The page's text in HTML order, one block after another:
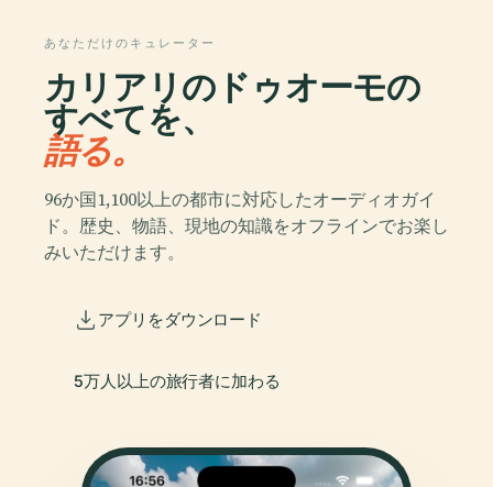
あなただけのキュレーター
カリアリのドゥオーモの
すべてを、
語る。
96か国1,100以上の都市に対応したオーディオガイ
ド。歴史、物語、現地の知識をオフラインでお楽し
みいただけます。
アプリをダウンロード
5万人以上の旅行者に加わる